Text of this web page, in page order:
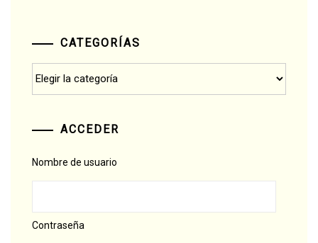
CATEGORÍAS
ACCEDER
Nombre de usuario
Contraseña